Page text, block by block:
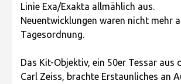
Linie Exa/Exakta allmählich aus.
Neuentwicklungen waren nicht mehr
Tagesordnung.
Das Kit-Objektiv, ein 50er Tessar aus
Carl Zeiss, brachte Erstaunliches an